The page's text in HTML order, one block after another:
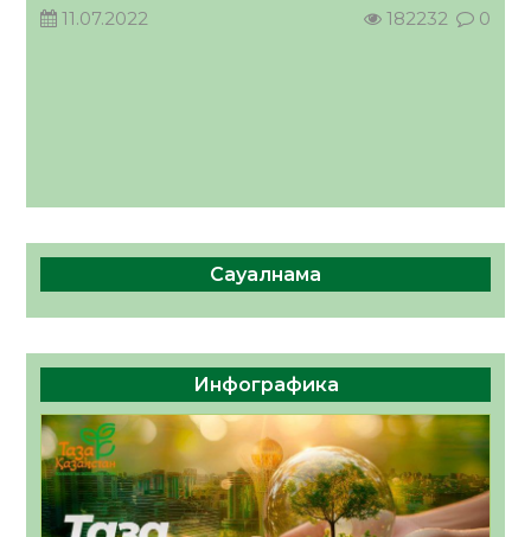
11.07.2022
182232 0
Сауалнама
Инфографика